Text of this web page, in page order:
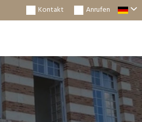
Anrufen
Kontakt